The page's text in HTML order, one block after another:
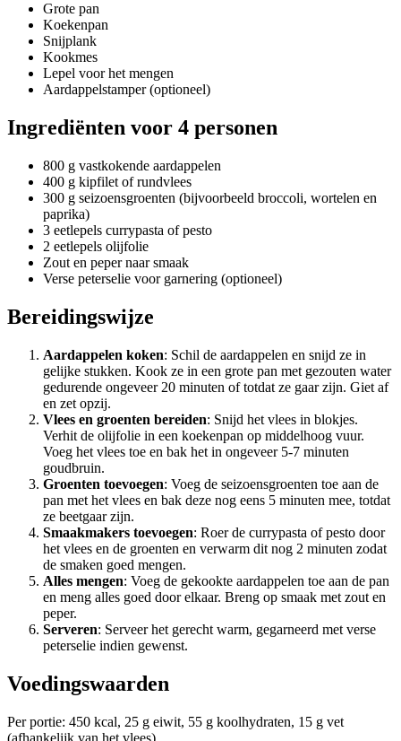
Grote pan
Koekenpan
Snijplank
Kookmes
Lepel voor het mengen
Aardappelstamper (optioneel)
Ingrediënten voor 4 personen
800 g vastkokende aardappelen
400 g kipfilet of rundvlees
300 g seizoensgroenten (bijvoorbeeld broccoli, wortelen en
paprika)
3 eetlepels currypasta of pesto
2 eetlepels olijfolie
Zout en peper naar smaak
Verse peterselie voor garnering (optioneel)
Bereidingswijze
Aardappelen koken: Schil de aardappelen en snijd ze in
gelijke stukken. Kook ze in een grote pan met gezouten water
gedurende ongeveer 20 minuten of totdat ze gaar zijn. Giet af
en zet opzij.
Vlees en groenten bereiden: Snijd het vlees in blokjes.
Verhit de olijfolie in een koekenpan op middelhoog vuur.
Voeg het vlees toe en bak het in ongeveer 5-7 minuten
goudbruin.
Groenten toevoegen: Voeg de seizoensgroenten toe aan de
pan met het vlees en bak deze nog eens 5 minuten mee, totdat
ze beetgaar zijn.
Smaakmakers toevoegen: Roer de currypasta of pesto door
het vlees en de groenten en verwarm dit nog 2 minuten zodat
de smaken goed mengen.
Alles mengen: Voeg de gekookte aardappelen toe aan de pan
en meng alles goed door elkaar. Breng op smaak met zout en
peper.
Serveren: Serveer het gerecht warm, gegarneerd met verse
peterselie indien gewenst.
Voedingswaarden
Per portie: 450 kcal, 25 g eiwit, 55 g koolhydraten, 15 g vet
(afhankelijk van het vlees).